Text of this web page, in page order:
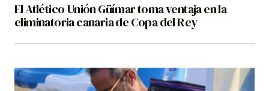
El Atlético Unión Güímar toma ventaja en la
eliminatoria canaria de Copa del Rey